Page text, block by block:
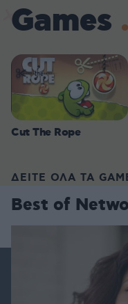
Games
Cut The Rope
ΔΕΙΤΕ ΟΛΑ ΤΑ
Best of